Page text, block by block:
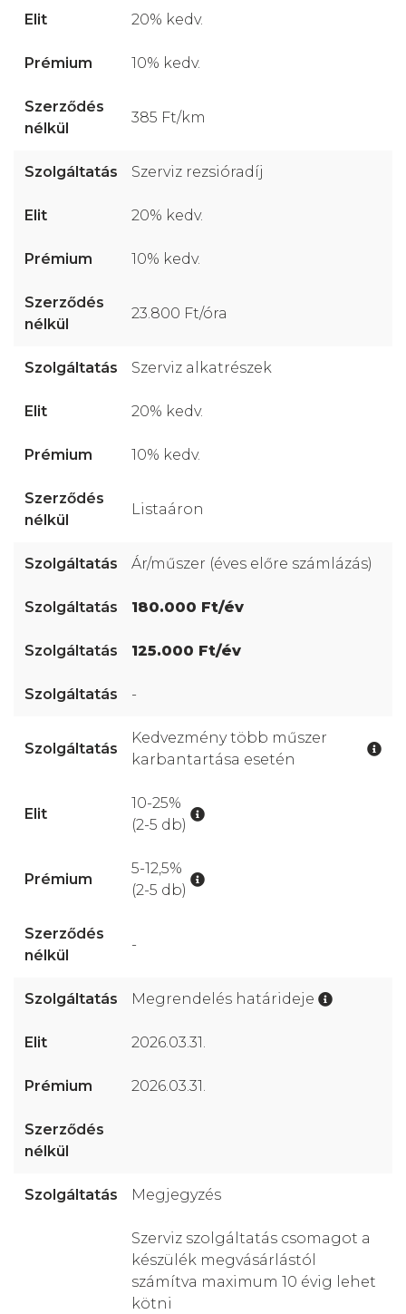
20% kedv.
10% kedv.
385 Ft/km
Szerviz rezsióradíj
20% kedv.
10% kedv.
23.800 Ft/óra
Szerviz alkatrészek
20% kedv.
10% kedv.
Listaáron
Ár/műszer (éves előre számlázás)
180.000 Ft/év
125.000 Ft/év
-
Kedvezmény több műszer
karbantartása esetén
10-25%
(2-5 db)
5-12,5%
(2-5 db)
-
Megrendelés határideje
2026.03.31.
2026.03.31.
Megjegyzés
Szerviz szolgáltatás csomagot a
készülék megvásárlástól
számítva maximum 10 évig lehet
kötni